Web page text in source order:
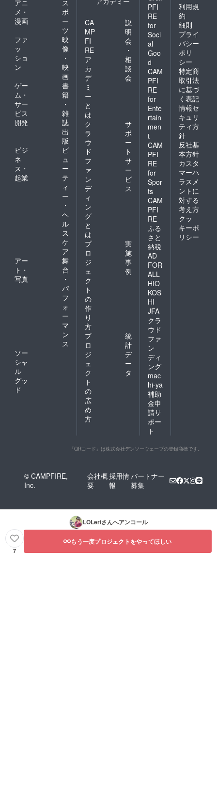
アニ
メ・
漫画
ス
ポ
ー
ツ
ファ
ッ
ショ
ン
映
像
・
映
画
ゲー
ム・
サー
ビス
開発
書
籍
・
雑
誌
出
版
ビジ
ネ
ス・
起業
ビ
ュ
ー
テ
ィ
ー
・
ヘ
ル
ス
ケ
ア
アー
ト・
写真
舞
台
・
パ
フ
ォ
ー
マ
ン
ス
ソー
シャ
ル
グッ
ド
CA
MP
FI
RE
ア
カ
デ
ミ
ー
と
は
説
明
会
・
相
談
会
ク
ラ
ウ
ド
フ
ァ
ン
デ
ィ
ン
グ
と
は
サ
ポ
ー
ト
サ
ー
ビ
ス
プ
ロ
ジ
ェ
ク
ト
の
作
り
方
実
施
事
例
プ
ロ
ジ
ェ
ク
ト
の
広
め
方
統
計
デ
ー
タ
PFI
RE
for
Soci
al
Goo
d
CAM
PFI
RE
for
Ente
rtain
men
t
CAM
PFI
RE
for
Spor
ts
CAM
PFI
RE
ふる
さと
納税
AD
FOR
ALL
HIO
KOS
HI
JFA
クラ
ウド
ファ
ン
ディ
ング
mac
hi-ya
補助
金申
請サ
ポー
ト
利用規
約
細則
プライ
バシー
ポリ
シー
特定商
取引法
に基づ
く表記
情報セ
キュリ
ティ方
針
反社基
本方針
カスタ
マーハ
ラスメ
ントに
対する
考え方
クッ
キーポ
リシー
「QRコード」は株式会社デンソーウェーブの登録商標です。
© CAMPFIRE,
Inc.
会社概
要
採用情
報
パートナー
募集
LOLeriさんへアンコール
7
もう一度プロジェクトをやってほしい